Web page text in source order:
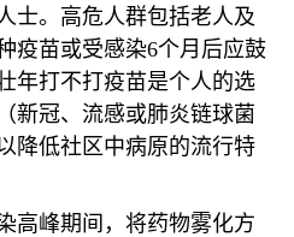
士。高危人群包括老人及
疫苗或受感染6个月后应鼓
年打不打疫苗是个人的选
新冠、流感或肺炎链球菌
降低社区中病原的流行特
高峰期间，将药物雾化方